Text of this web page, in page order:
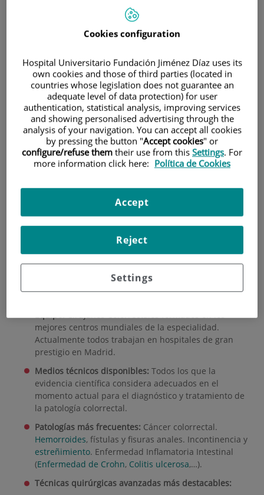
de 8 a 15h de lunes a viernes
Descripción
Equipo Médico
Subespecialidades y Unidades
Instalaciones, Técnicas y Procedimientos
Información para Pacientes
Investigación y Docencia
Reconocimientos y Acreditaciones
Cirugía colorrectal y Terapia celular
Diagnosticar y tratar con las mejores técnicas
disponibles a los pacientes con enfermedades del
colon, recto y ano.
mejores centros mundiales de la especialidad.
Actualmente todos trabajan en hospitales de gran
prestigio en Madrid.
Medios técnicos disponibles: Todos los que la
evidencia científica considera adecuados en el
momento actual para el diagnóstico y tratamiento de
la patología colorrectal.
Patologías más frecuentes: Cáncer colorrectal.
Hemorroides, fístulas y fisuras anales. Incontinencia y
estreñimiento. Enfermedad Inflamatoria Intestinal
(Enfermedad de Crohn, Colitis ulcerosa,…).
Técnicas quirúrgicas avanzadas más destacables:
Cookies configuration
Hospital Universitario Fundación Jiménez Díaz uses its
own cookies and those of third parties (located in
countries whose legislation does not guarantee an
adequate level of data protection) for user
authentication, statistical analysis, improving services
and showing personalised advertising through the
analysis of your navigation. You can accept all cookies
by pressing the button "Accept cookies" or
configure/refuse them their use from this Settings. For
more information click here: Política de Cookies
Settings
Reject
Accept